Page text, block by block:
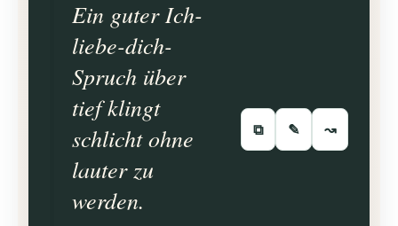
Ein guter Ich-
liebe-dich-
Spruch über
tief klingt
schlicht ohne
lauter zu
werden.
⧉ ✎ ↝